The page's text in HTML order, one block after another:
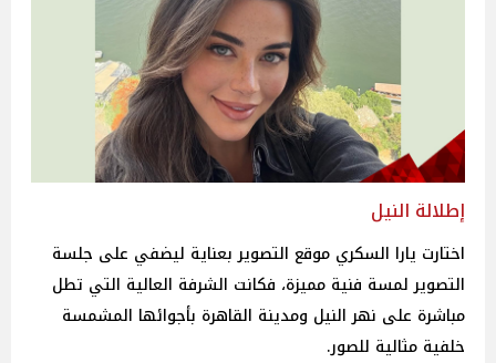
إطلالة النيل
اختارت يارا السكري موقع التصوير بعناية ليضفي على جلسة
التصوير لمسة فنية مميزة، فكانت الشرفة العالية التي تطل
مباشرة على نهر النيل ومدينة القاهرة بأجوائها المشمسة
خلفية مثالية للصور.